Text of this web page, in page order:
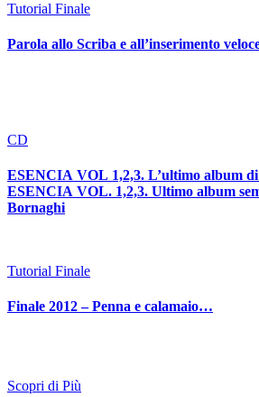
Tutorial Finale
Parola allo Scriba e all’inserimento
CD
ESENCIA VOL 1,2,3. L’ultimo album
ESENCIA VOL. 1,2,3. Ultimo album semnat
Bornaghi
Tutorial Finale
Finale 2012 – Penna e calamaio…
Scopri di Più